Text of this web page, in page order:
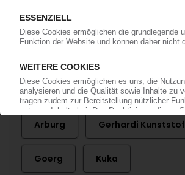
Geschäftsbetrieb läuft weiter /
Kunststofftechnik nicht betroffen
Mehr zu
Arburg Gerhardi
Goerg Kuka